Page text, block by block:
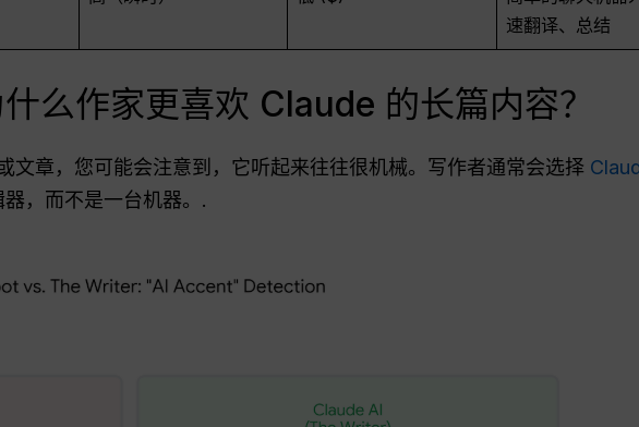
速翻译、总结
么作家更喜欢 Claude 的长篇内容？
文章，您可能会注意到，它听起来往往很机械。写作者通常会选择
，而不是一台机器。.